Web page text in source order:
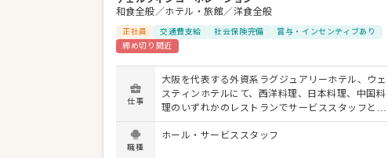
和食全般／ホテル・旅館／洋食全般
正社員 交通費支給 社会保険完備
賞与・インセンティブあり
締め切り間近
仕事
大阪を代表する外資系ラグジュアリーホテル、ウェ
スティンホテルにて、西洋料理、日本料理、中国料
理のいずれかのレストランでサービススタッフとし
て活躍しませんか？ 1993年にウェスティンブラン
ド日本第一号として開業した当ホテルで、お客様に
職種
ホール・サービススタッフ